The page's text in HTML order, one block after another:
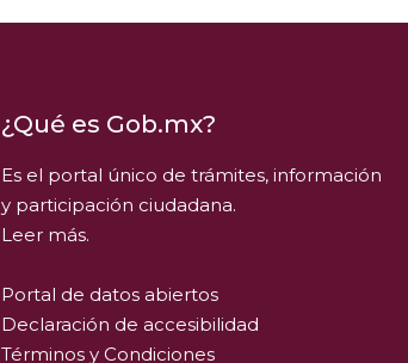
¿Qué es Gob.mx?
Es el portal único de trámites, información
y participación ciudadana.
Leer más.
Portal de datos abiertos
Declaración de accesibilidad
Términos y Condiciones